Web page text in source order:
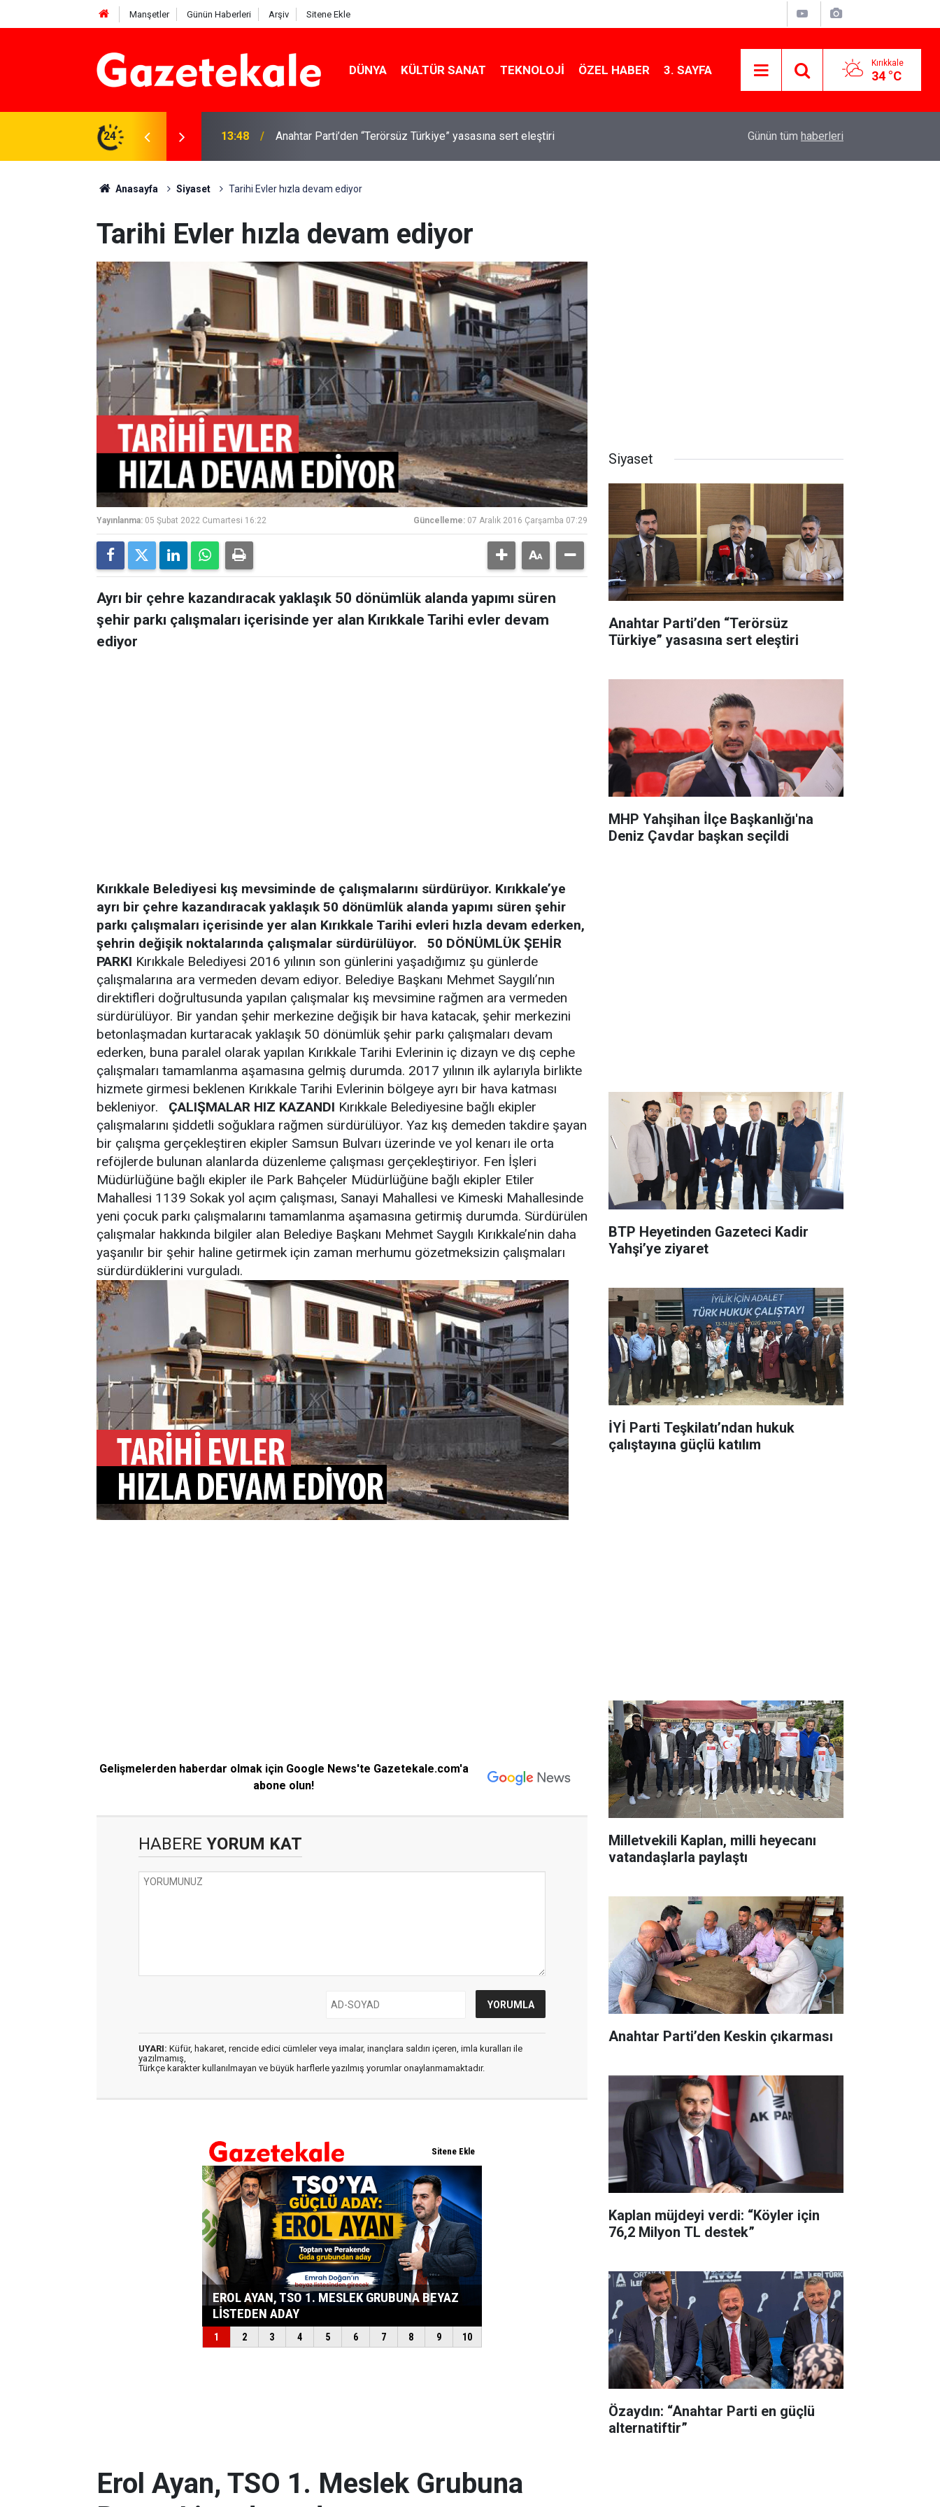
Manşetler Günün Haberleri Arşiv Sitene Ekle
DÜNYA KÜLTÜR SANAT TEKNOLOJI ÖZEL HABER 3. SAYFA Kırıkkale
34 °C
24
Beyaz Listeden aday 13:48 Anahtar Parti’den “Terörsüz Türkiye” yasasına sert eleştiri Kırıkkale’de hayvan hastalıklarına karşı
Günün tüm haberleri
Anasayfa Siyaset Tarihi Evler hızla devam ediyor
Tarihi Evler hızla devam ediyor
Yayınlanma: 05 Şubat 2022 Cumartesi 16:22 Güncelleme: 07 Aralık 2016 Çarşamba 07:29
Ayrı bir çehre kazandıracak yaklaşık 50 dönümlük alanda yapımı süren
şehir parkı çalışmaları içerisinde yer alan Kırıkkale Tarihi evler devam
ediyor
Kırıkkale Belediyesi kış mevsiminde de çalışmalarını sürdürüyor. Kırıkkale’ye
ayrı bir çehre kazandıracak yaklaşık 50 dönümlük alanda yapımı süren şehir
parkı çalışmaları içerisinde yer alan Kırıkkale Tarihi evleri hızla devam ederken,
şehrin değişik noktalarında çalışmalar sürdürülüyor.
50 DÖNÜMLÜK ŞEHİR
PARKI Kırıkkale Belediyesi 2016 yılının son günlerini yaşadığımız şu günlerde
çalışmalarına ara vermeden devam ediyor. Belediye Başkanı Mehmet Saygılı’nın
direktifleri doğrultusunda yapılan çalışmalar kış mevsimine rağmen ara vermeden
sürdürülüyor. Bir yandan şehir merkezine değişik bir hava katacak, şehir merkezini
betonlaşmadan kurtaracak yaklaşık 50 dönümlük şehir parkı çalışmaları devam
ederken, buna paralel olarak yapılan Kırıkkale Tarihi Evlerinin iç dizayn ve dış cephe
çalışmaları tamamlanma aşamasına gelmiş durumda. 2017 yılının ilk aylarıyla birlikte
hizmete girmesi beklenen Kırıkkale Tarihi Evlerinin bölgeye ayrı bir hava katması
bekleniyor. ÇALIŞMALAR HIZ KAZANDI Kırıkkale Belediyesine bağlı ekipler
çalışmalarını şiddetli soğuklara rağmen sürdürülüyor. Yaz kış demeden takdire şayan
bir çalışma gerçekleştiren ekipler Samsun Bulvarı üzerinde ve yol kenarı ile orta
reföjlerde bulunan alanlarda düzenleme çalışması gerçekleştiriyor. Fen İşleri
Müdürlüğüne bağlı ekipler ile Park Bahçeler Müdürlüğüne bağlı ekipler Etiler
Mahallesi 1139 Sokak yol açım çalışması, Sanayi Mahallesi ve Kimeski Mahallesinde
yeni çocuk parkı çalışmalarını tamamlanma aşamasına getirmiş durumda. Sürdürülen
çalışmalar hakkında bilgiler alan Belediye Başkanı Mehmet Saygılı Kırıkkale’nin daha
yaşanılır bir şehir haline getirmek için zaman merhumu gözetmeksizin çalışmaları
sürdürdüklerini vurguladı.
Gelişmelerden haberdar olmak için Google News'te Gazetekale.com'a
abone olun!
HABERE YORUM KAT
UYARI: Küfür, hakaret, rencide edici cümleler veya imalar, inançlara saldırı içeren, imla kuralları ile
yazılmamış,
Türkçe karakter kullanılmayan ve büyük harflerle yazılmış yorumlar onaylanmamaktadır.
Siyaset
Anahtar Parti’den “Terörsüz
Türkiye” yasasına sert eleştiri
MHP Yahşihan İlçe Başkanlığı'na
Deniz Çavdar başkan seçildi
BTP Heyetinden Gazeteci Kadir
Yahşi’ye ziyaret
İYİ Parti Teşkilatı’ndan hukuk
çalıştayına güçlü katılım
Milletvekili Kaplan, milli heyecanı
vatandaşlarla paylaştı
Anahtar Parti’den Keskin çıkarması
Kaplan müjdeyi verdi: “Köyler için
76,2 Milyon TL destek”
Özaydın: “Anahtar Parti en güçlü
alternatiftir”
Erol Ayan, TSO 1. Meslek Grubuna